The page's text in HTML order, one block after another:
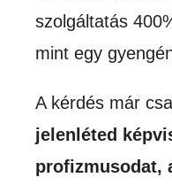
szolgáltatás
mint egy
A kérdés már
jelenléted
profizmusodat,